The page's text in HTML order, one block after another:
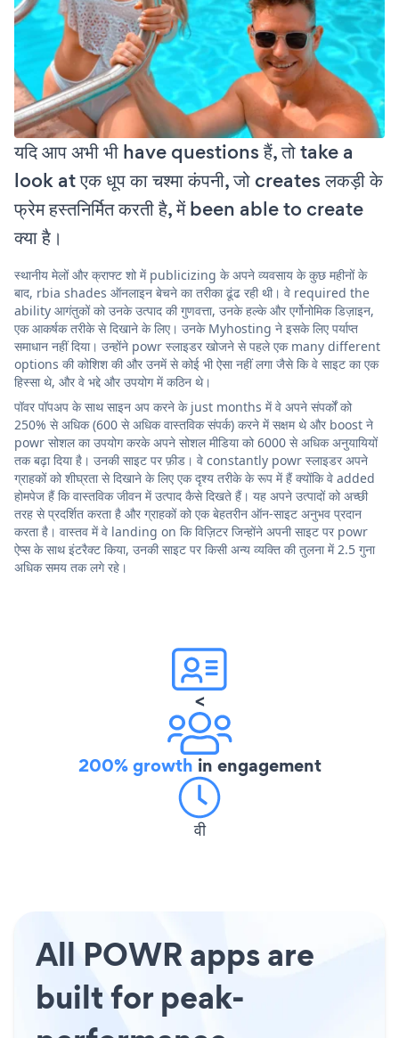
यदि आप अभी भी have questions हैं, तो take a
look at एक धूप का चश्मा कंपनी, जो creates लकड़ी के
फ्रेम हस्तनिर्मित करती है, में been able to create
क्या है।
स्थानीय मेलों और क्राफ्ट शो में publicizing के अपने व्यवसाय के कुछ महीनों के
बाद, rbia shades ऑनलाइन बेचने का तरीका ढूंढ रही थी। वे required the
ability आगंतुकों को उनके उत्पाद की गुणवत्ता, उनके हल्के और एर्गोनोमिक डिज़ाइन,
एक आकर्षक तरीके से दिखाने के लिए। उनके Myhosting ने इसके लिए पर्याप्त
समाधान नहीं दिया। उन्होंने powr स्लाइडर खोजने से पहले एक many different
options की कोशिश की और उनमें से कोई भी ऐसा नहीं लगा जैसे कि वे साइट का एक
हिस्सा थे, और वे भद्दे और उपयोग में कठिन थे।
पॉवर पॉपअप के साथ साइन अप करने के just months में वे अपने संपर्कों को
250% से अधिक (600 से अधिक वास्तविक संपर्क) करने में सक्षम थे और boost ने
powr सोशल का उपयोग करके अपने सोशल मीडिया को 6000 से अधिक अनुयायियों
तक बढ़ा दिया है। उनकी साइट पर फ़ीड। वे constantly powr स्लाइडर अपने
ग्राहकों को शीघ्रता से दिखाने के लिए एक दृश्य तरीके के रूप में हैं क्योंकि वे added
होमपेज हैं कि वास्तविक जीवन में उत्पाद कैसे दिखते हैं। यह अपने उत्पादों को अच्छी
तरह से प्रदर्शित करता है और ग्राहकों को एक बेहतरीन ऑन-साइट अनुभव प्रदान
करता है। वास्तव में वे landing on कि विज़िटर जिन्होंने अपनी साइट पर powr
ऐप्स के साथ इंटरैक्ट किया, उनकी साइट पर किसी अन्य व्यक्ति की तुलना में 2.5 गुना
अधिक समय तक लगे रहे।
<
200% growth in engagement
वी
All POWR apps are
built for peak-